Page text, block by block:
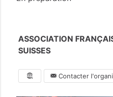
ASSOCIATION
SUISSES
Contacter